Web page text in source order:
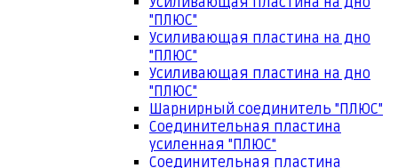
"ПЛЮС"
Усиливающая пластина на дно
"ПЛЮС"
Усиливающая пластина на дно
"ПЛЮС"
Шарнирный соединитель "ПЛЮС"
Соединительная пластина
усиленная "ПЛЮС"
Соединительная пластина